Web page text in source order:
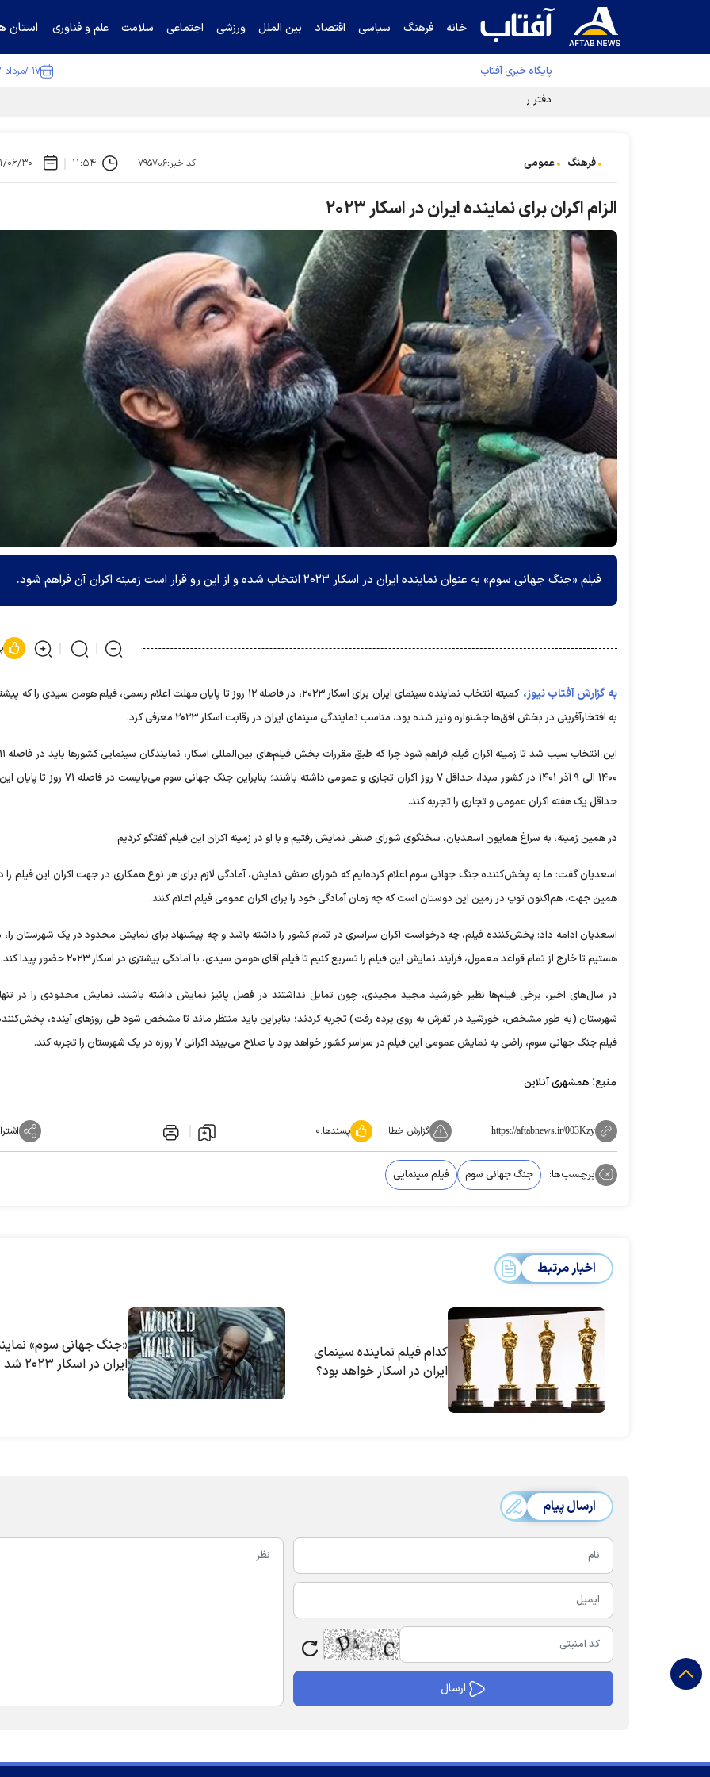
خانه فرهنگ سیاسی اقتصاد بین الملل ورزشی اجتماعی سلامت علم و فناوری استان
پایگاه خبری آفتاب ۱۷ /مرداد /۱۴۰۵
دفتر رهبر انقلاب ادعای خرازی درباره پزشکیان را تکذیب کرد
فرهنگ عمومی کد خبر:۷۹۵۷۰۶ ۱۱:۵۴ ۱۴۰۱/
الزام اکران برای نماینده ایران در اسکار ۲۰۲۳
فیلم «جنگ جهانی سوم» به عنوان نماینده ایران در اسکار ۲۰۲۳ انتخاب شده و از این رو قرار است زمینه اکران آن فراهم شود.
به گزارش آفتاب نیوز،
کمیته انتخاب نماینده سینمای ایران برای اسکار ۲۰۲۳، در فاصله ۱۲ روز تا پایان مهلت اعلام رسمی، فیلم هومن سیدی
به افتخارآفرینی در بخش افق‌ها جشنواره ونیز شده بود، مناسب نمایندگی سینمای ایران در رقابت اسکار ۲۰۲۳ معرفی کرد.
۱۴۰۰ الی ۹ آذر ۱۴۰۱ در کشور مبدا، حداقل ۷ روز اکران تجاری و عمومی داشته باشند؛ بنابراین جنگ
حداقل یک هفته اکران عمومی و تجاری را تجربه کند.
در همین زمینه، به سراغ همایون اسعدیان، سخنگوی شورای صنفی نمایش رفتیم و با او در زمینه اکران این فیلم گفتگو کردیم.
اسعدیان گفت: ما به پخش‌کننده جنگ جهانی سوم اعلام کرده‌ایم که شورای صنفی نمایش، آمادگی لازم برای هر نوع همکاری در جهت اکران این فیلم را
همین جهت، هم‌اکنون توپ در زمین این دوستان است که چه زمان آمادگی خود را برای اکران عمومی فیلم اعلام کنند.
اسعدیان ادامه داد: پخش‌کننده فیلم، چه درخواست اکران سراسری در تمام کشور را داشته باشد و چه پیشنهاد برای نمایش محدود در یک شهرستان را،
هستیم تا خارج از تمام قواعد معمول، فرآیند نمایش این فیلم را تسریع کنیم تا فیلم آقای هومن سیدی، با آمادگی بیشتری در اسکار ۲۰۲۳ حضور پیدا کند.
در سال‌های اخیر، برخی فیلم‌ها نظیر خورشید مجید مجیدی، چون تمایل نداشتند در فصل پائیز نمایش داشته باشند، نمایش محدودی را در
شهرستان (به طور مشخص، خورشید در تفرش به روی پرده رفت) تجربه کردند؛ بنابراین باید منتظر ماند تا مشخص شود طی روز‌های آینده،
فیلم جنگ جهانی سوم، راضی به نمایش عمومی این فیلم در سراسر کشور خواهد بود یا صلاح می‌بیند اکرانی ۷ روزه در یک شهرستان را تجربه کند.
منبع: همشهری آنلاین
https://aftabnews.ir/003Kzy گزارش خطا پسندها:۰
برچسب‌ها: جنگ جهانی سوم فیلم سینمایی
اخبار مرتبط
کدام فیلم نماینده سینمای
ایران در اسکار خواهد بود؟
«جنگ جهانی سوم»
ایران در اسکار ۲۰۲۳ شد
ارسال پیام